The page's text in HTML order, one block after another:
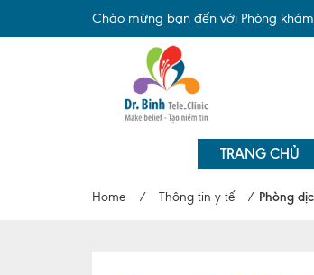
Chào mừng bạn đến với Phòng
TRANG CHỦ
Home / Thông tin y tế / Phòng